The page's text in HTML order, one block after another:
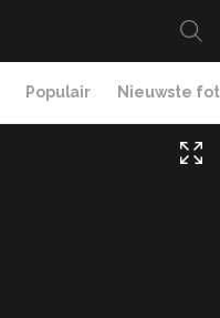
Populair Nieuwste